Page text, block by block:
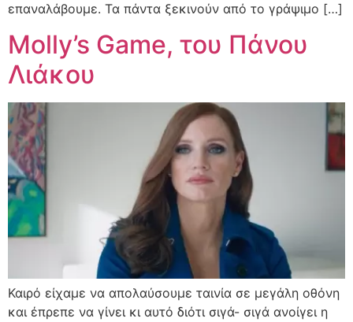
επαναλάβουμε. Τα πάντα ξεκινούν από το γράψιμο […]
Molly’s Game, του Πάνου
Λιάκου
Καιρό είχαμε να απολαύσουμε ταινία σε μεγάλη οθόνη
και έπρεπε να γίνει κι αυτό διότι σιγά- σιγά ανοίγει η